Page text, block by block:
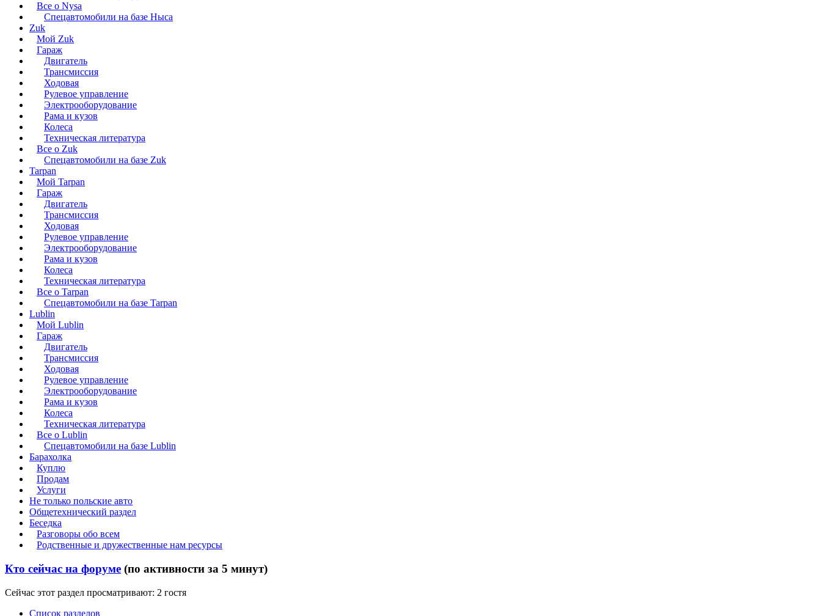
Все о Nysa
Спецавтомобили на базе Ныса
Zuk
Мой Zuk
Гараж
Двигатель
Трансмиссия
Ходовая
Рулевое управление
Электрооборудование
Рама и кузов
Колеса
Техническая литература
Все о Zuk
Спецавтомобили на базе Zuk
Tarpan
Мой Tarpan
Гараж
Двигатель
Трансмиссия
Ходовая
Рулевое управление
Электрооборудование
Рама и кузов
Колеса
Техническая литература
Все о Tarpan
Спецавтомобили на базе Tarpan
Lublin
Мой Lublin
Гараж
Двигатель
Трансмиссия
Ходовая
Рулевое управление
Электрооборудование
Рама и кузов
Колеса
Техническая литература
Все о Lublin
Спецавтомобили на базе Lublin
Барахолка
Куплю
Продам
Услуги
Не только польские авто
Общетехнический раздел
Беседка
Разговоры обо всем
Родственные и дружественные нам ресурсы
Кто сейчас на форуме (по активности за 5 минут)
Сейчас этот раздел просматривают: 2 гостя
Список разделов